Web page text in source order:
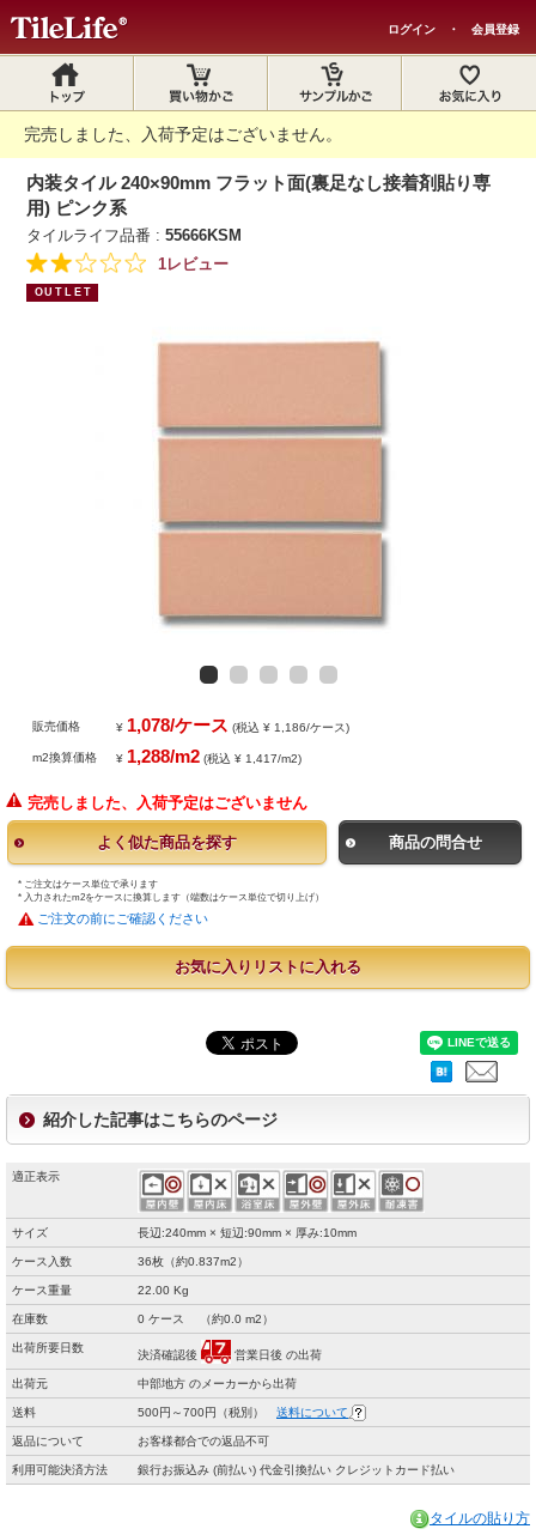
ログイン ・ 会員登録
完売しました、入荷予定はございません。
内装タイル 240×90mm フラット面(裏足なし接着剤貼り専
用) ピンク系
タイルライフ品番 :55666KSM
1レビュー
OUTLET
販売価格 ¥ 1,078/ケース (税込 ¥ 1,186/ケース)
m2換算価格 ¥ 1,288/m2 (税込 ¥ 1,417/m2)
完売しました、入荷予定はございません
よく似た商品を探す 商品の問合せ
* ご注文はケース単位で承ります
* 入力されたm2をケースに換算します（端数はケース単位で切り上げ）
ご注文の前にご確認ください
お気に入りリストに入れる
紹介した記事はこちらのページ
適正表示
サイズ 長辺:240mm × 短辺:90mm × 厚み:10mm
ケース入数 36枚（約0.837m2）
ケース重量 22.00 Kg
在庫数 0 ケース （約0.0 m2）
出荷所要日数
決済確認後 営業日後 の出荷
出荷元 中部地方 のメーカーから出荷
送料 500円～700円（税別） 送料について
返品について お客様都合での返品不可
利用可能決済方法 銀行お振込み (前払い) 代金引換払い クレジットカード払い
タイルの貼り方